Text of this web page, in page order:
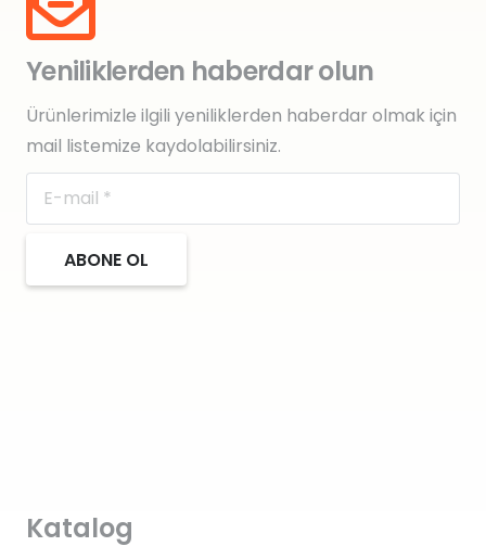
Yeniliklerden haberdar olun
Ürünlerimizle ilgili yeniliklerden haberdar olmak için
mail listemize kaydolabilirsiniz.
ABONE OL
Katalog